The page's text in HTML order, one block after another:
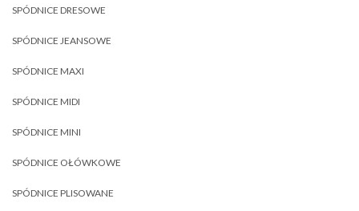
SPÓDNICE DRESOWE
SPÓDNICE JEANSOWE
SPÓDNICE MAXI
SPÓDNICE MIDI
SPÓDNICE MINI
SPÓDNICE OŁÓWKOWE
SPÓDNICE PLISOWANE